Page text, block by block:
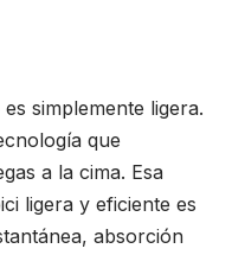
simplemente ligera.
que
a la cima. Esa
ligera y eficiente es
absorción